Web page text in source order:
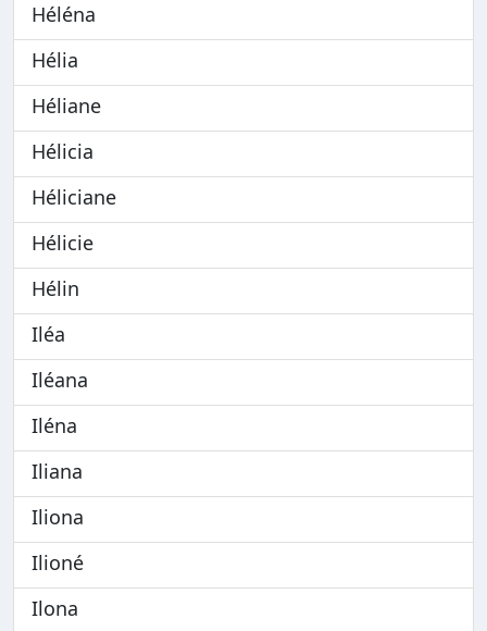
Héléna
Hélia
Héliane
Hélicia
Héliciane
Hélicie
Hélin
Iléa
Iléana
Iléna
Iliana
Iliona
Ilioné
Ilona